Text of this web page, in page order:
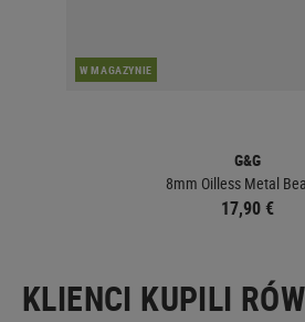
W MAGAZYNIE
G&G
8mm Oilless Metal
17,90 €
KLIENCI KUPILI